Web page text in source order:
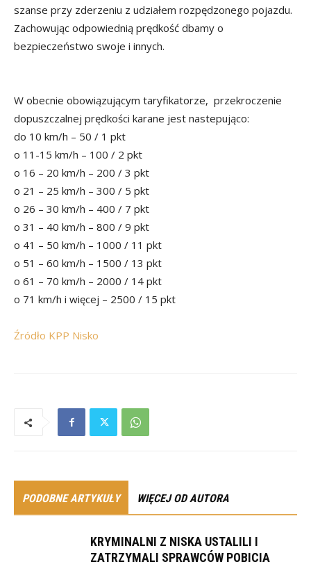
szanse przy zderzeniu z udziałem rozpędzonego pojazdu.
Zachowując odpowiednią prędkość dbamy o
bezpieczeństwo swoje i innych.
W obecnie obowiązującym taryfikatorze, przekroczenie
dopuszczalnej prędkości karane jest nastepująco:
do 10 km/h – 50 / 1 pkt
o 11-15 km/h – 100 / 2 pkt
o 16 – 20 km/h – 200 / 3 pkt
o 21 – 25 km/h – 300 / 5 pkt
o 26 – 30 km/h – 400 / 7 pkt
o 31 – 40 km/h – 800 / 9 pkt
o 41 – 50 km/h – 1000 / 11 pkt
o 51 – 60 km/h – 1500 / 13 pkt
o 61 – 70 km/h – 2000 / 14 pkt
o 71 km/h i więcej – 2500 / 15 pkt
Źródło KPP Nisko
PODOBNE ARTYKUŁY WIĘCEJ OD AUTORA
KRYMINALNI Z NISKA USTALILI I
ZATRZYMALI SPRAWCÓW POBICIA